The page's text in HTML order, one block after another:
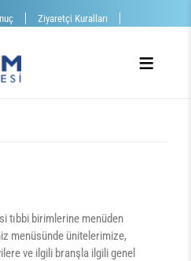
Ziyaretçi Kuralları
tıbbi birimlerine menüden
menüsünde ünitelerimize,
ve ilgili branşla ilgili genel